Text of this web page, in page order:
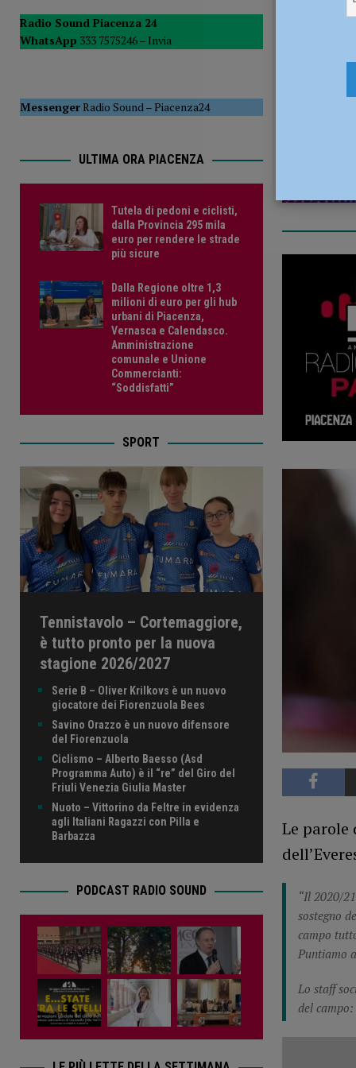
POLITICA
[ 5 Agosto 2026 ]
Le parole
“Il 2020/
sostegno
campo
Puntiamo
Lo staff
del
Radio Sound Piacenza 24
WhatsApp 333 7575246 – Invia
MessengerRadio Sound–Piacenza24
ULTIMA ORA PIACENZA
Tutela di pedoni e ciclisti,
dalla Provincia 295 mila
euro per rendere le strade
più sicure
Dalla Regione oltre 1,3
milioni di euro per gli hub
urbani di Piacenza,
Vernasca e Calendasco.
Amministrazione
comunale e Unione
Commercianti:
“Soddisfatti”
SPORT
Tennistavolo – Cortemaggiore,
è tutto pronto per la nuova
stagione 2026/2027
Serie B – Oliver Krilkovs è un nuovo
giocatore dei Fiorenzuola Bees
Savino Orazzo è un nuovo difensore
del Fiorenzuola
Ciclismo – Alberto Baesso (Asd
Programma Auto) è il “re” del Giro del
Friuli Venezia Giulia Master
Nuoto – Vittorino da Feltre in evidenza
agli Italiani Ragazzi con Pilla e
Barbazza
PODCAST RADIO SOUND